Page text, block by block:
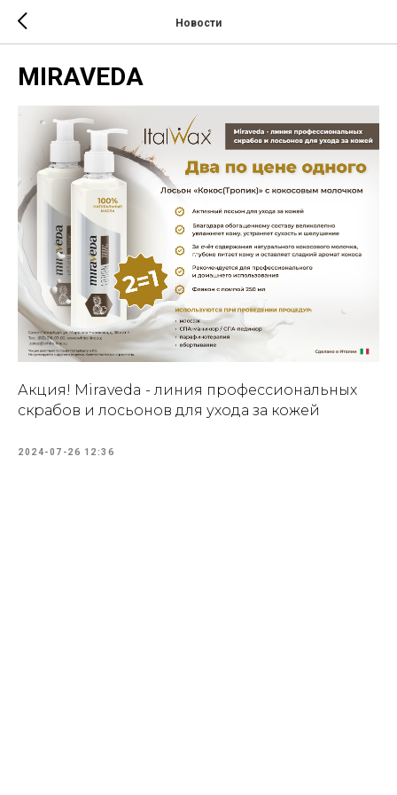
Новости
MIRAVEDA
Акция! Miraveda - линия профессиональных
скрабов и лосьонов для ухода за кожей
2024-07-26 12:36